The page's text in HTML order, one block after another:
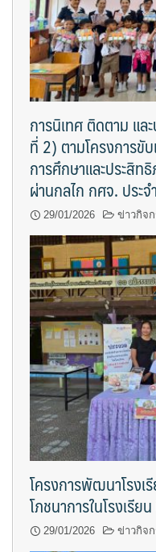
การนิเทศ ติดตาม แล
ที่ 2) ตามโครงการขั
การศึกษาและประสิ
ผ่านกลไก กศจ. ประ
29/01/2026 ข่าวกิจ
โครงการพัฒนาโรงเ
โภชนาการในโรงเรี
29/01/2026 ข่าวกิจ